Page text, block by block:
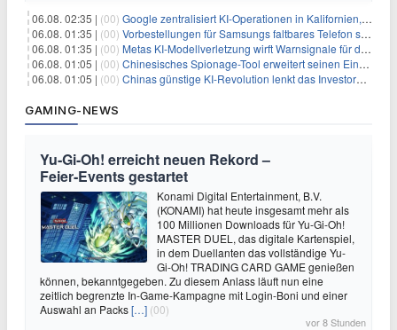
06.08. 02:35 | (00) Google zentralisiert KI-Operationen in Kalifornien, um Rivale Anthropic und OpenAI zu überholen
06.08. 01:35 | (00) Vorbestellungen für Samsungs faltbares Telefon steigen um 30 % in einem wettbewerbsintensiven Markt
06.08. 01:35 | (00) Metas KI-Modellverletzung wirft Warnsignale für die Technologieaufsicht auf
06.08. 01:05 | (00) Chinesisches Spionage-Tool erweitert seinen Einfluss auf 13 Länder und weckt Sicherheitsbedenken
06.08. 01:05 | (00) Chinas günstige KI-Revolution lenkt das Investoreninteresse auf Internet-Riesen
GAMING-NEWS
Yu‑Gi‑Oh! erreicht neuen Rekord –
Feier‑Events gestartet
Konami Digital Entertainment, B.V.
(KONAMI) hat heute insgesamt mehr als
100 Millionen Downloads für Yu-Gi-Oh!
MASTER DUEL, das digitale Kartenspiel,
in dem Duellanten das vollständige Yu-
Gi-Oh! TRADING CARD GAME genießen
können, bekanntgegeben. Zu diesem Anlass läuft nun eine
zeitlich begrenzte In-Game-Kampagne mit Login-Boni und einer
Auswahl an Packs[…] (00)
vor 8 Stunden